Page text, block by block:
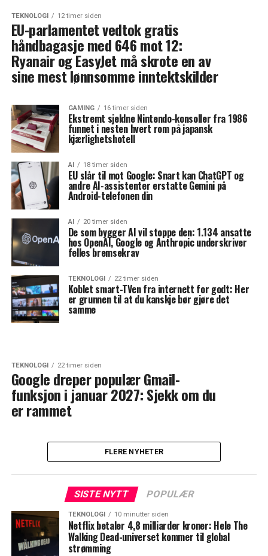
TEKNOLOGI 12 timer siden
EU-parlamentet vedtok gratis
håndbagasje med 646 mot 12:
Ryanair og EasyJet må skrote en av
sine mest lønnsomme inntektskilder
GAMING 16 timer siden
Ekstremt sjeldne Nintendo-konsoller fra 1986
funnet i nesten hvert rom på japansk
kjærlighetshotell
AI 18 timer siden
EU slår til mot Google: Snart kan ChatGPT og
andre AI-assistenter erstatte Gemini på
Android-telefonen din
AI 20 timer siden
De som bygger AI vil stoppe den: 1.134 ansatte
hos OpenAI, Google og Anthropic underskriver
felles bremsekrav
TEKNOLOGI 22 timer siden
Koblet smart-TVen fra internett for godt: Her
er grunnen til at du kanskje bør gjøre det
samme
TEKNOLOGI 22 timer siden
Google dreper populær Gmail-
funksjon i januar 2027: Sjekk om du
er rammet
FLERE NYHETER
SISTE NYTT POPULÆR
TEKNOLOGI 10 minutter siden
Netflix betaler 4,8 milliarder kroner: Hele The
Walking Dead-universet kommer til global
strømming